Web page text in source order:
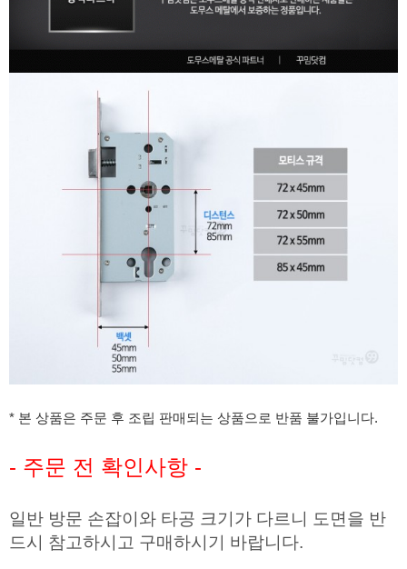
* 본 상품은 주문 후 조립 판매되는 상품으로 반품 불가입니다.
- 주문 전 확인사항 -
일반 방문 손잡이와 타공 크기가 다르니 도면을 반
드시 참고하시고 구매하시기 바랍니다.